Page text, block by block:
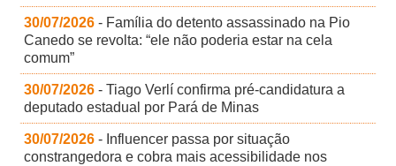
30/07/2026 - Família do detento assassinado na Pio
Canedo se revolta: “ele não poderia estar na cela
comum”
30/07/2026 - Tiago Verlí confirma pré-candidatura a
deputado estadual por Pará de Minas
30/07/2026 - Influencer passa por situação
constrangedora e cobra mais acessibilidade nos